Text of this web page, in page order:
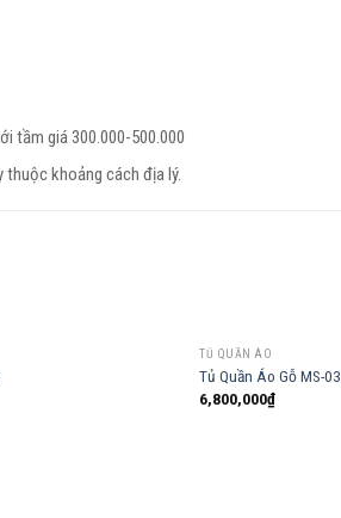
tầm giá 300.000-500.000
khoảng cách địa lý.
TỦ QUẦN ÁO
Tủ Quần Áo Gỗ MS-03
6,800,000₫